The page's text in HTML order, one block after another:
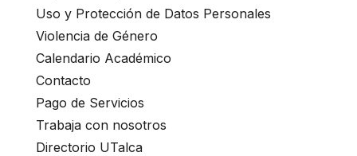
Uso y Protección de Datos Personales
Violencia de Género
Calendario Académico
Contacto
Pago de Servicios
Trabaja con nosotros
Directorio UTalca